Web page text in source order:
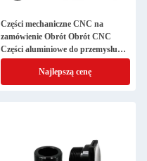
Części mechaniczne CNC na
zamówienie Obrót Obrót CNC
Części aluminiowe do przemysłu
zabawek
Najlepszą cenę